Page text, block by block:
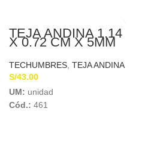
TEJA ANDINA 1.14
X 0.72 CM X 5MM
TECHUMBRES TEJA ANDINA
S/43.00
UM: unidad
Cód.: 461